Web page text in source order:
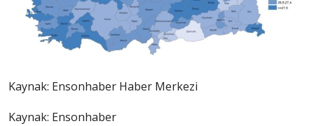
Kaynak: Ensonhaber Haber Merkezi
Kaynak: Ensonhaber